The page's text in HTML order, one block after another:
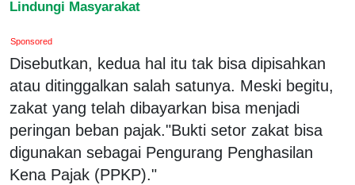
Lindungi Masyarakat
Sponsored
Disebutkan, kedua hal itu tak bisa dipisahkan
atau ditinggalkan salah satunya. Meski begitu,
zakat yang telah dibayarkan bisa menjadi
peringan beban pajak."Bukti setor zakat bisa
digunakan sebagai Pengurang Penghasilan
Kena Pajak (PPKP)."